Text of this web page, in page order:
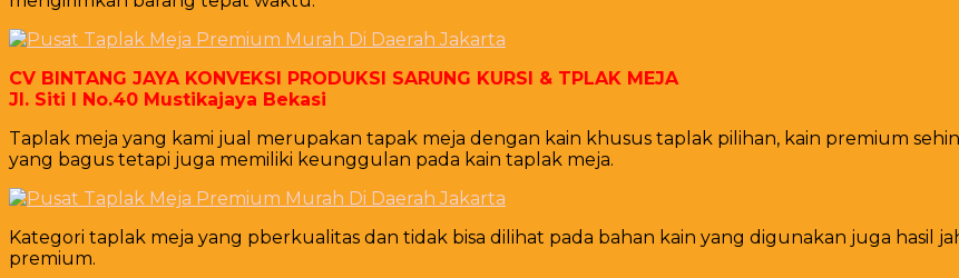
CV BINTANG JAYA KONVEKSI PRODUKSI SARUNG KURSI & TPLAK MEJA
Jl. Siti I No.40 Mustikajaya Bekasi
Taplak meja yang kami jual merupakan tapak meja dengan kain khusus taplak pilihan, kain premium
yang bagus tetapi juga memiliki keunggulan pada kain taplak meja.
Kategori taplak meja yang pberkualitas dan tidak bisa dilihat pada bahan kain yang digunakan juga hasil
premium.